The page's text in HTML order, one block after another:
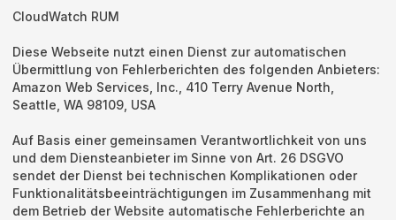
CloudWatch RUM
Diese Webseite nutzt einen Dienst zur automatischen
Übermittlung von Fehlerberichten des folgenden Anbieters:
Amazon Web Services, Inc., 410 Terry Avenue North,
Seattle, WA 98109, USA
Auf Basis einer gemeinsamen Verantwortlichkeit von uns
und dem Diensteanbieter im Sinne von Art. 26 DSGVO
sendet der Dienst bei technischen Komplikationen oder
Funktionalitätsbeeinträchtigungen im Zusammenhang mit
dem Betrieb der Website automatische Fehlerberichte an